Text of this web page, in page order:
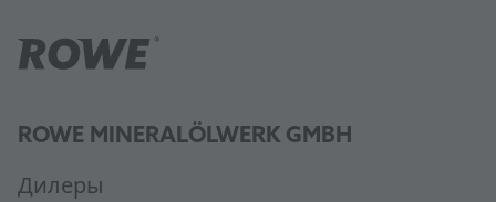
ROWE MINERALÖLWERK GMBH
Дилеры